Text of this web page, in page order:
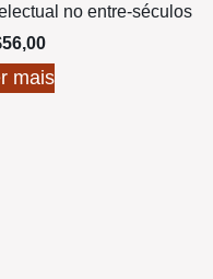
no entre-séculos
56,00
mais